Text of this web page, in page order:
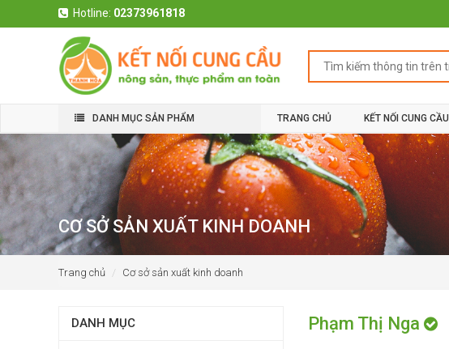
Hotline: 02373961818
DANH MỤC SẢN PHẨM TRANG CHỦ KẾT NỐI CUNG CẦU
CƠ SỞ SẢN XUẤT KINH DOANH
Trang chủ Cơ sở sản xuất kinh doanh
DANH MỤC Phạm Thị Nga